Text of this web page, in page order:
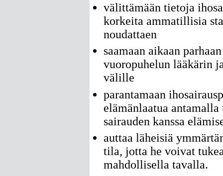
välittämään tietoja
korkeita ammatillisia
noudattaen
saamaan aikaan
vuoropuhelun lääkärin
välille
parantamaan
elämänlaatua
sairauden kanssa
auttaa läheisiä
tila, jotta he voivat
mahdollisella tavalla.